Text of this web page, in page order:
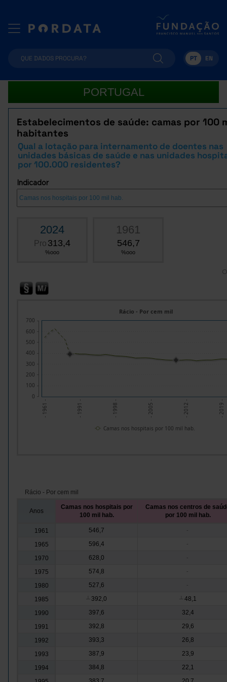
PT EN
PORTUGAL
Estabelecimentos de saúde: camas por 100
habitantes
Qual a lotação para internamento de doentes nas
unidades básicas de saúde e nas unidades
por 100.000 residentes?
Indicador
2024
Pro 313,4
%ooo
1961
546,7
%ooo
- 1961 - - 1991 - - 1998 - - 2005 - - 2012 - - 2019 -
Rácio - Por cem mil
0
100
200
300
400
500
600
700
Camas nos hospitais por 100 mil hab.
Rácio - Por cem mil
Anos
Camas nos hospitais por
100 mil hab.
Camas nos centros de
por 100 mil hab.
1961 546,7 -
1965 596,4 -
1970 628,0 -
1975 574,8 -
1980 527,6 -
1985 ┴ 392,0 ┴ 48,1
1990
397,6
32,4
1991
392,8
29,6
1992
393,3
26,8
1993
387,9
23,9
1994
384,8
22,1